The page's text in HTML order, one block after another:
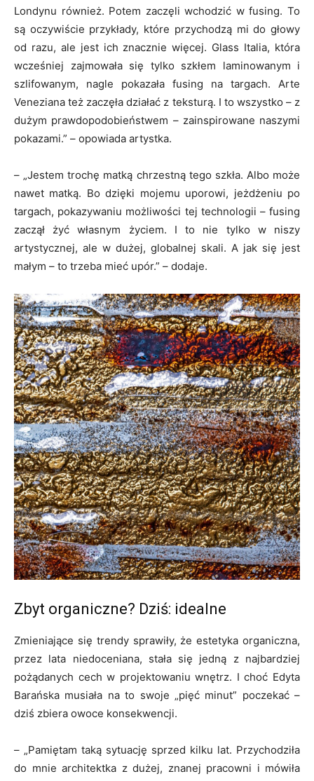
Londynu również. Potem zaczęli wchodzić w fusing. To
są oczywiście przykłady, które przychodzą mi do głowy
od razu, ale jest ich znacznie więcej. Glass Italia, która
wcześniej zajmowała się tylko szkłem laminowanym i
szlifowanym, nagle pokazała fusing na targach. Arte
Veneziana też zaczęła działać z teksturą. I to wszystko – z
dużym prawdopodobieństwem – zainspirowane naszymi
pokazami.” – opowiada artystka.
– „Jestem trochę matką chrzestną tego szkła. Albo może
nawet matką. Bo dzięki mojemu uporowi, jeżdżeniu po
targach, pokazywaniu możliwości tej technologii – fusing
zaczął żyć własnym życiem. I to nie tylko w niszy
artystycznej, ale w dużej, globalnej skali. A jak się jest
małym – to trzeba mieć upór.” – dodaje.
Zbyt organiczne? Dziś: idealne
Zmieniające się trendy sprawiły, że estetyka organiczna,
przez lata niedoceniana, stała się jedną z najbardziej
pożądanych cech w projektowaniu wnętrz. I choć Edyta
Barańska musiała na to swoje „pięć minut” poczekać –
dziś zbiera owoce konsekwencji.
– „Pamiętam taką sytuację sprzed kilku lat. Przychodziła
do mnie architektka z dużej, znanej pracowni i mówiła